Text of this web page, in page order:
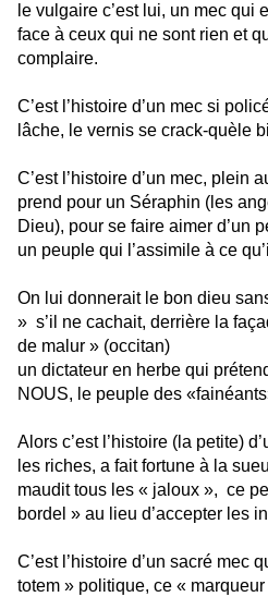
le vulgaire c’est lui, un mec qui
face à ceux qui ne sont rien et
complaire.
C’est l’histoire d’un mec si
lâche, le vernis se crack-quèle
C’est l’histoire d’un mec, plein
prend pour un Séraphin (les
Dieu), pour se faire aimer d’un
un peuple qui l’assimile à ce
On lui donnerait le bon dieu
» s’il ne cachait, derrière la
de malur » (occitan)
un dictateur en herbe qui
NOUS, le peuple des
Alors c’est l’histoire (la petite)
les riches, a fait fortune à la
maudit tous les « jaloux », ce
bordel » au lieu d’accepter les
C’est l’histoire d’un sacré mec
totem » politique, ce «